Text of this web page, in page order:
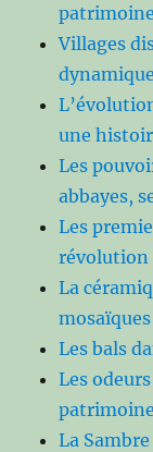
Villages
une
Les
abbayes,
Les
révolution
La
Les bals
Les
La